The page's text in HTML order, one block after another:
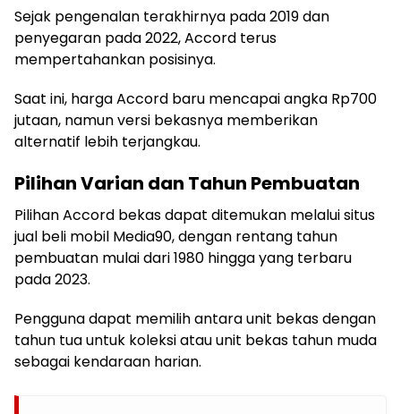
Sejak pengenalan terakhirnya pada 2019 dan
penyegaran pada 2022, Accord terus
mempertahankan posisinya.
Saat ini, harga Accord baru mencapai angka Rp700
jutaan, namun versi bekasnya memberikan
alternatif lebih terjangkau.
Pilihan Varian dan Tahun Pembuatan
Pilihan Accord bekas dapat ditemukan melalui situs
jual beli mobil Media90, dengan rentang tahun
pembuatan mulai dari 1980 hingga yang terbaru
pada 2023.
Pengguna dapat memilih antara unit bekas dengan
tahun tua untuk koleksi atau unit bekas tahun muda
sebagai kendaraan harian.